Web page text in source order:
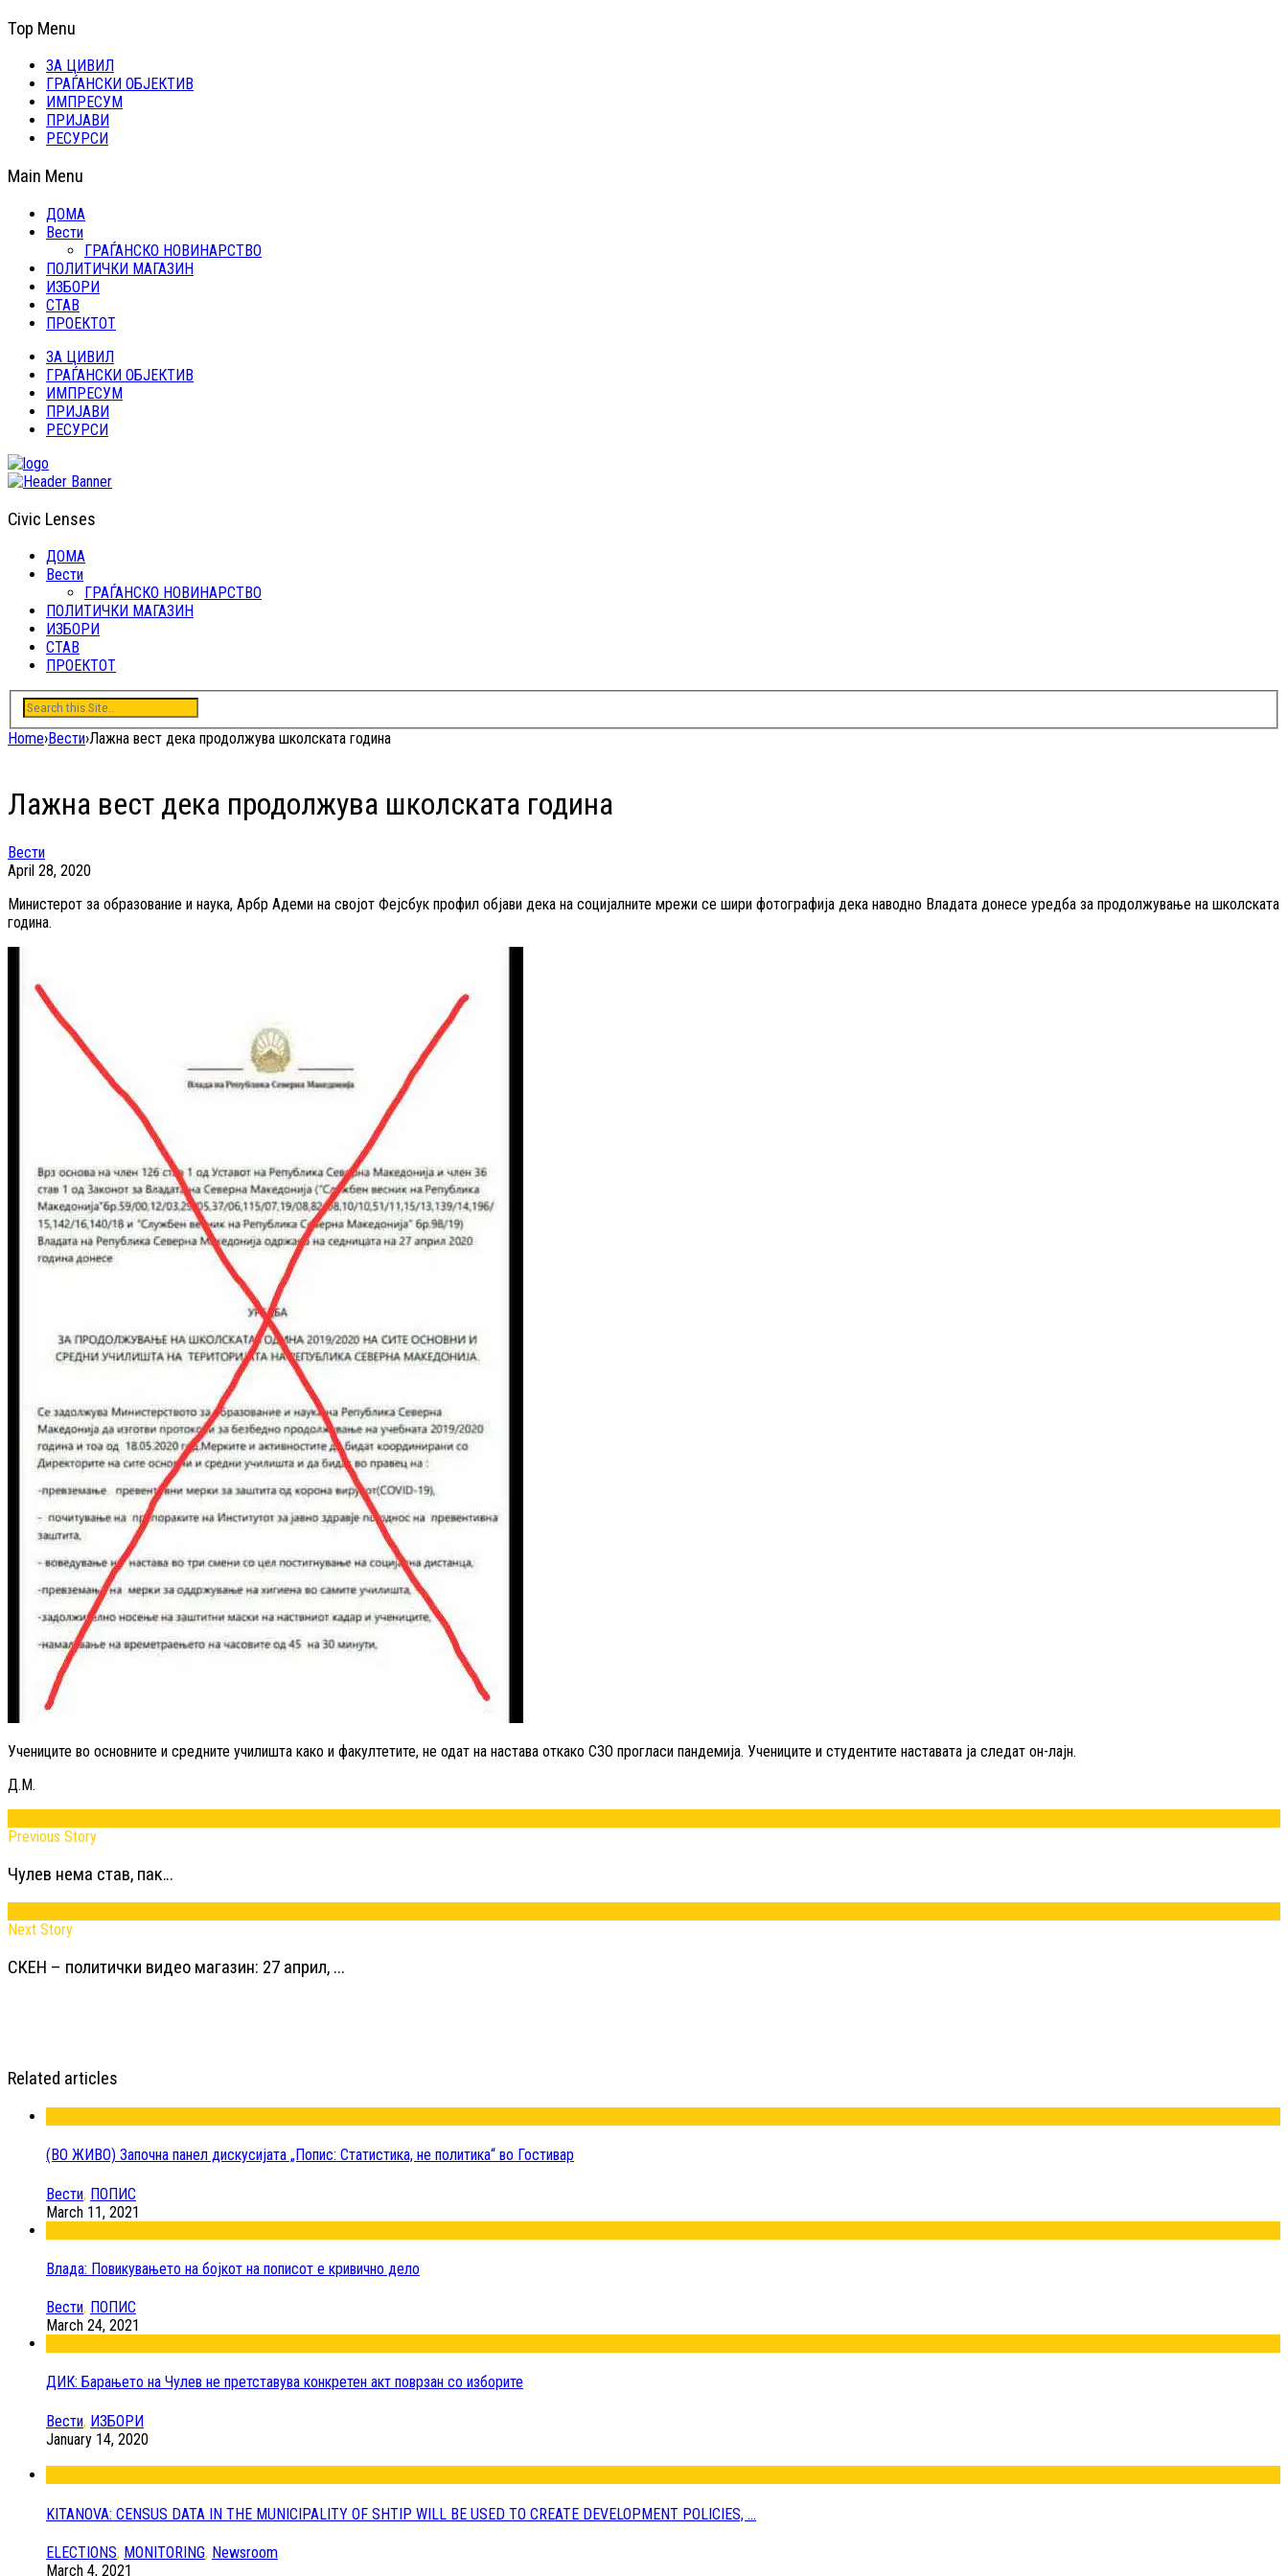
Top Menu
ЗА ЦИВИЛ
ГРАЃАНСКИ ОБЈЕКТИВ
ИМПРЕСУМ
ПРИЈАВИ
РЕСУРСИ
Main Menu
ДОМА
Вести
ГРАЃАНСКО НОВИНАРСТВО
ПОЛИТИЧКИ МАГАЗИН
ИЗБОРИ
СТАВ
ПРОЕКТОТ
ЗА ЦИВИЛ
ГРАЃАНСКИ ОБЈЕКТИВ
ИМПРЕСУМ
ПРИЈАВИ
РЕСУРСИ
Civic Lenses
ДОМА
Вести
ГРАЃАНСКО НОВИНАРСТВО
ПОЛИТИЧКИ МАГАЗИН
ИЗБОРИ
СТАВ
ПРОЕКТОТ
Home›Вести›Лажна вест дека продолжува школската година
Лажна вест дека продолжува школската година
Вести
April 28, 2020
Министерот за образование и наука, Арбр Адеми на својот Фејсбук профил објави дека на социјалните мрежи се шири фотографија дека наводно Владата донесе уредба за продолжување на школската
година.
Учениците во основните и средните училишта како и факултетите, не одат на настава откако СЗО прогласи пандемија. Учениците и студентите наставата ја следат он-лајн.
Д.М.
Previous Story
Чулев нема став, пак…
Next Story
СКЕН – политички видео магазин: 27 април, ...
Related articles
(ВО ЖИВО) Започна панел дискусијата „Попис: Статистика, не политика“ во Гостивар
Вести, ПОПИС
March 11, 2021
Влада: Повикувањето на бојкот на пописот е кривично дело
Вести, ПОПИС
March 24, 2021
ДИК: Барањето на Чулев не претставува конкретен акт поврзан со изборите
Вести, ИЗБОРИ
January 14, 2020
KITANOVA: CENSUS DATA IN THE MUNICIPALITY OF SHTIP WILL BE USED TO CREATE DEVELOPMENT POLICIES, ...
ELECTIONS, MONITORING, Newsroom
March 4, 2021